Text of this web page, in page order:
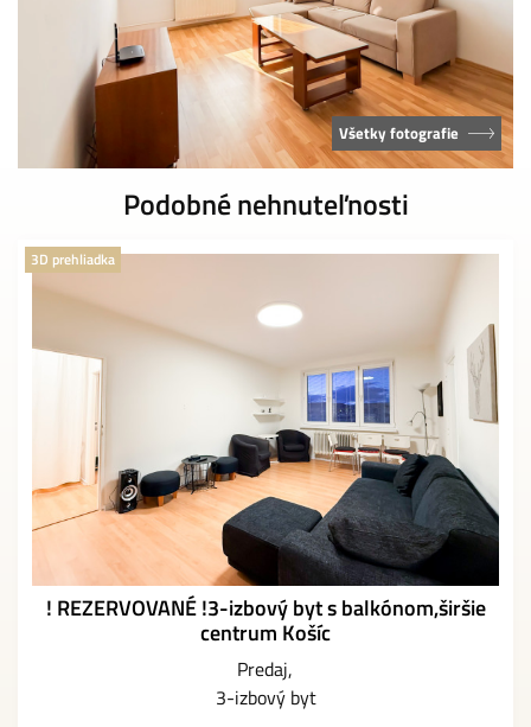
Všetky fotografie
Podobné nehnuteľnosti
3D prehliadka
! REZERVOVANÉ !3-izbový byt s balkónom,širšie
centrum Košíc
Predaj
3-izbový byt